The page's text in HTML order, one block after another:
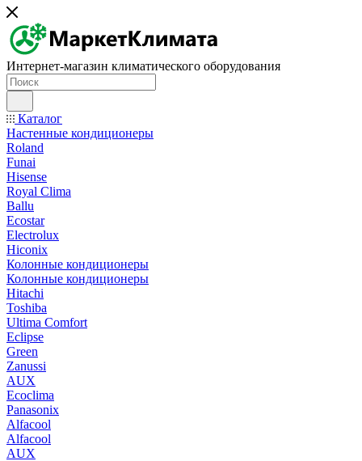
Интернет-магазин климатического оборудования
Каталог
Настенные кондиционеры
Roland
Funai
Hisense
Royal Clima
Ballu
Ecostar
Electrolux
Hiconix
Колонные кондиционеры
Колонные кондиционеры
Hitachi
Toshiba
Ultima Comfort
Eclipse
Green
Zanussi
AUX
Ecoclima
Panasonix
Alfacool
Alfacool
AUX